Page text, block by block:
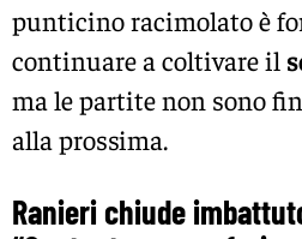
punticino racimolato è
continuare a coltivare il
ma le partite non sono
alla prossima.
Ranieri chiude